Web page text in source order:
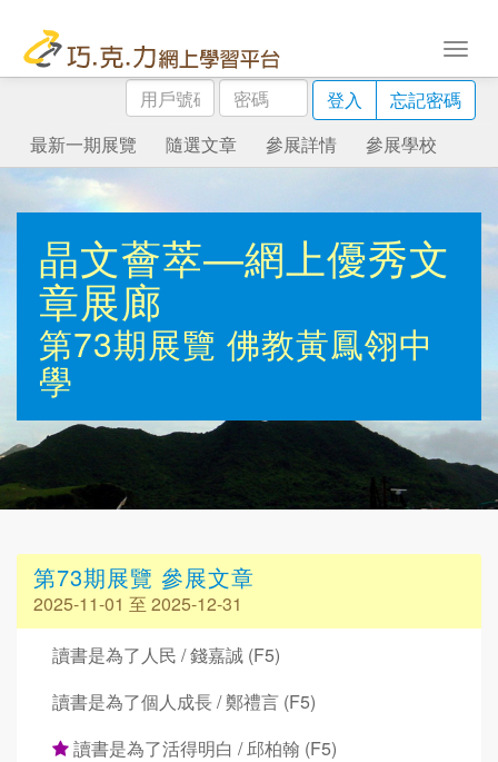
用
戶
號
碼
密
碼
登入
忘記密碼
最新一期展覽
隨選文章 參展詳情 參展學校
晶文薈萃—網上優秀文
章展廊
第73期展覽 佛教黃鳳翎中
學
第73期展覽 參展文章
2025-11-01 至 2025-12-31
讀書是為了人民 / 錢嘉誠 (F5)
讀書是為了個人成長 / 鄭禮言 (F5)
讀書是為了活得明白 / 邱柏翰 (F5)